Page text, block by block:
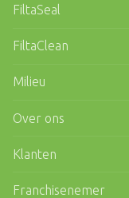
FiltaSeal
FiltaClean
Milieu
Over ons
Klanten
Franchisenemer